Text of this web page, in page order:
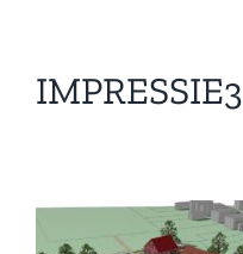
IMPRESSIE3